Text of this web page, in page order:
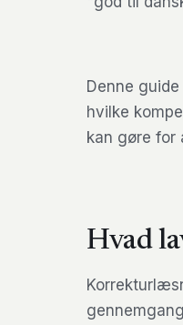
Denne
hvilke
kan gøre for
Hvad